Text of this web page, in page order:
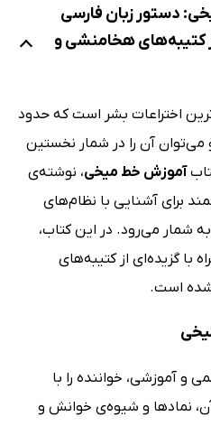
دستور زبان فارسی
کتیبه‌های هخامنشی و
اختراعات بشر است که حدود
آن را در شمار نخستین
آموزش خط میخی، نوشته‌ی
برای آشنایی با نظام‌های
به شمار می‌رود. در این کتاب،
با گزیده‌ای از کتیبه‌های
شده است.
و آموزشی، خواننده را با
نمادها و شیوه‌ی خوانش و